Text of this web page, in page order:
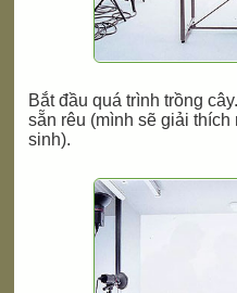
Bắt đầu quá trình trồng
sẵn rêu (mình sẽ giải
sinh).